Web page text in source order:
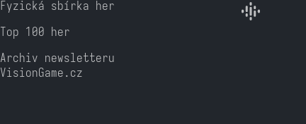
Fyzická sbírka her
Top 100 her
Archiv newsletteru
VisionGame.cz